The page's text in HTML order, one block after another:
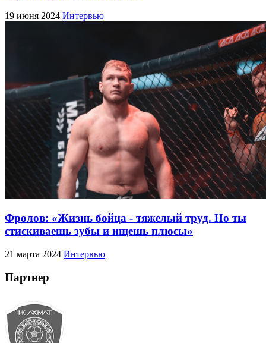
19 июня 2024 Интервью
Фролов: «Жизнь бойца - тяжелый труд. Но ты
стискиваешь зубы и ищешь плюсы»
21 марта 2024 Интервью
Партнер